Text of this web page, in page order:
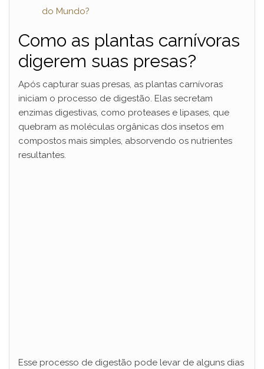
do Mundo?
Como as plantas carnívoras
digerem suas presas?
Após capturar suas presas, as plantas carnívoras
iniciam o processo de digestão. Elas secretam
enzimas digestivas, como proteases e lipases, que
quebram as moléculas orgânicas dos insetos em
compostos mais simples, absorvendo os nutrientes
resultantes.
Esse processo de digestão pode levar de alguns dias